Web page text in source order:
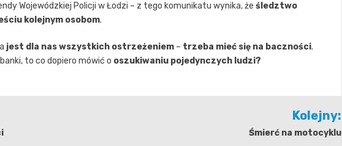
Wojewódzkiej Policji w Łodzi – z tego komunikatu wynika, że śledztwo
kolejnym osobom.
jest dla nas wszystkich ostrzeżeniem – trzeba mieć się na baczności.
to co dopiero mówić o oszukiwaniu pojedynczych ludzi?
Kolejny:
Śmierć na motocyklu